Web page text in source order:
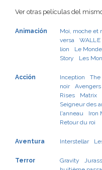
Ver otras películas del
Animación Moi, moche et
versa
WALL·E
lion
Le
Story
Les
Acción Inception
The
noir
Avengers
Rises
Matrix
Seigneur des
l'anneau
Iron
Retour du roi
Aventura Interstellar
Terror Gravity